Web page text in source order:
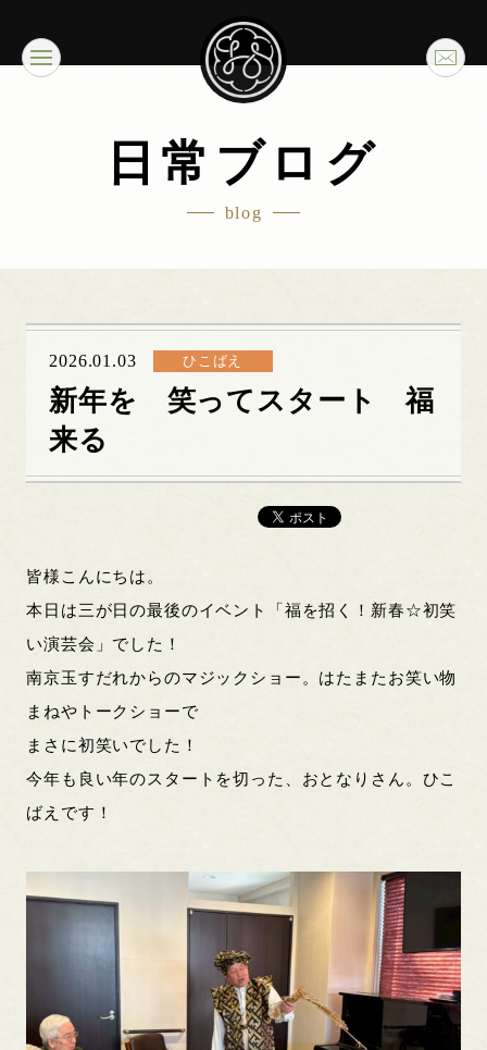
日常ブログ
blog
2026.01.03 ひこばえ
新年を 笑ってスタート 福
来る
皆様こんにちは。
本日は三が日の最後のイベント「福を招く！新春☆初笑
い演芸会」でした！
南京玉すだれからのマジックショー。はたまたお笑い物
まねやトークショーで
まさに初笑いでした！
今年も良い年のスタートを切った、おとなりさん。ひこ
ばえです！